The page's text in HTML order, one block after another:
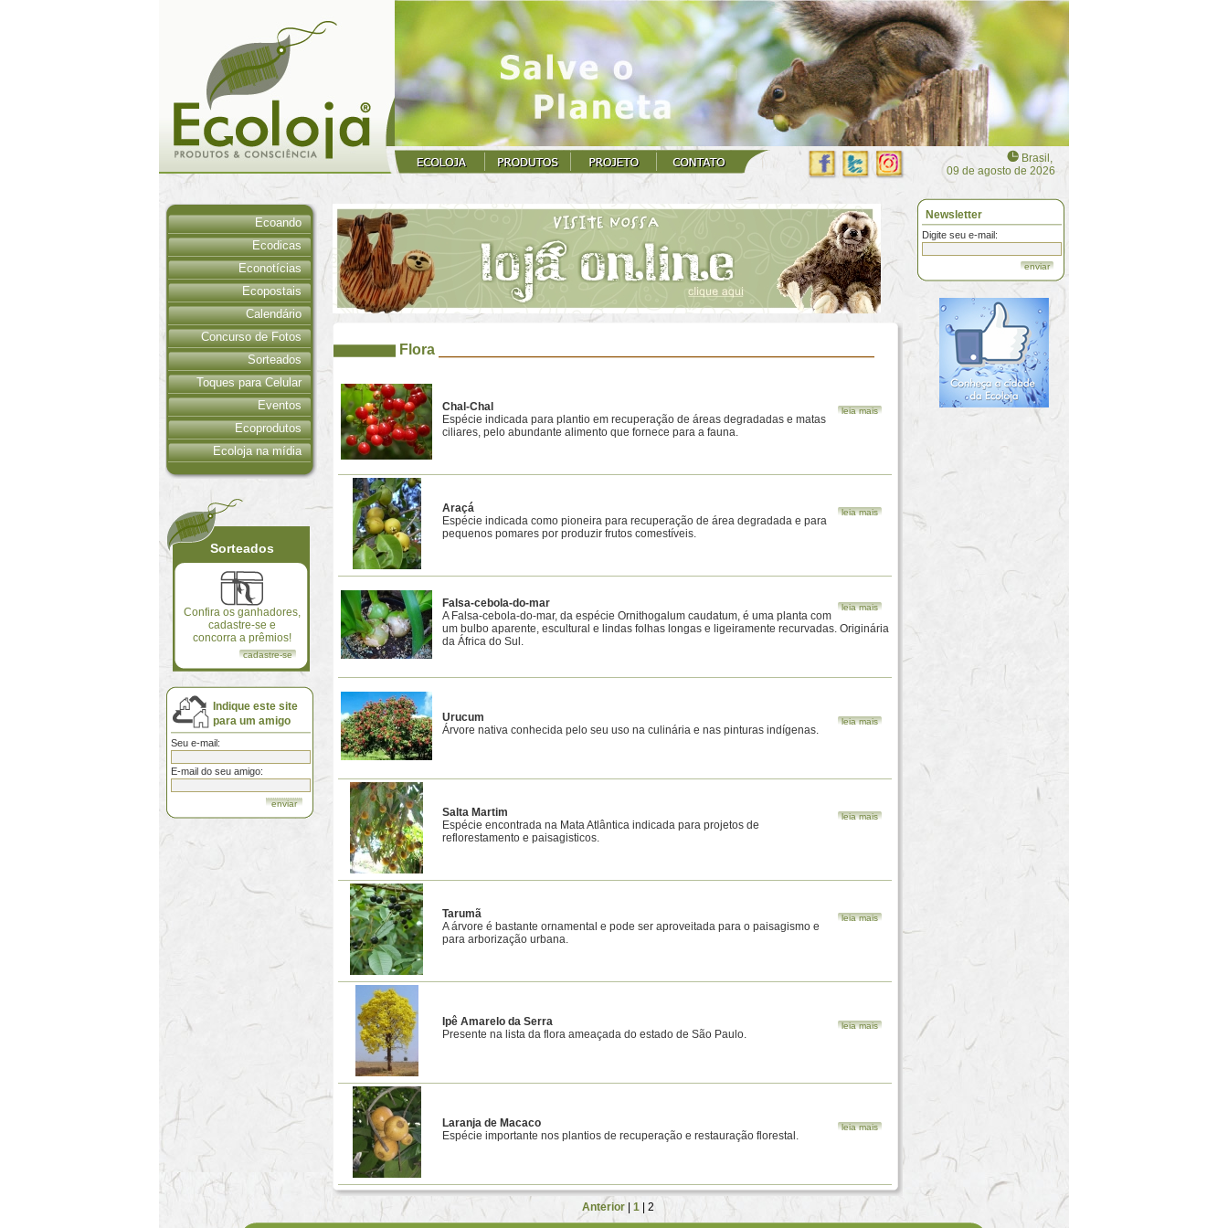
Brasil,
09 de agosto de 2026
Ecoando
Ecodicas
Econotícias
Ecopostais
Calendário
Concurso de Fotos
Sorteados
Toques para Celular
Eventos
Ecoprodutos
Ecoloja na mídia
Sorteados
Confira os ganhadores,
cadastre-se e
concorra a prêmios!
cadastre-se
Indique este site
para um amigo
Seu e-mail:
E-mail do seu amigo:
Flora
leia mais
Chal-Chal
Espécie indicada para plantio em recuperação de áreas degradadas e matas
ciliares, pelo abundante alimento que fornece para a fauna.
leia mais
Araçá
Espécie indicada como pioneira para recuperação de área degradada e para
pequenos pomares por produzir frutos comestíveis.
leia mais
Falsa-cebola-do-mar
A Falsa-cebola-do-mar, da espécie Ornithogalum caudatum, é uma planta com
um bulbo aparente, escultural e lindas folhas longas e ligeiramente recurvadas. Originária
da África do Sul.
leia mais
Urucum
Árvore nativa conhecida pelo seu uso na culinária e nas pinturas indígenas.
leia mais
Salta Martim
Espécie encontrada na Mata Atlântica indicada para projetos de
reflorestamento e paisagisticos.
leia mais
Tarumã
A árvore é bastante ornamental e pode ser aproveitada para o paisagismo e
para arborização urbana.
leia mais
Ipê Amarelo da Serra
Presente na lista da flora ameaçada do estado de São Paulo.
leia mais
Laranja de Macaco
Espécie importante nos plantios de recuperação e restauração florestal.
Anterior| 1| 2
Newsletter
Digite seu e-mail:
enviar